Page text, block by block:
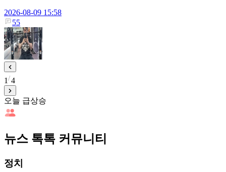
2026-08-09 15:58
55
1 4
오늘 급상승
뉴스 톡톡 커뮤니티
정치